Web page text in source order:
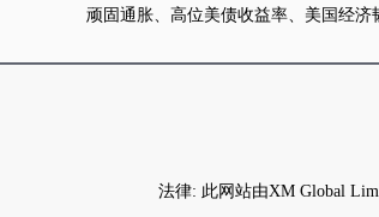
顽固通胀、高位美债收益率、美国经济
法律: 此网站由XM Global